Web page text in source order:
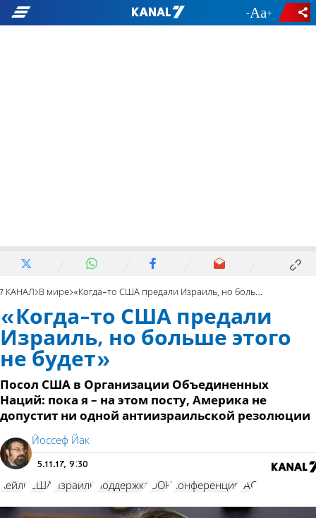
- +
7 КАНАЛ В мире «Когда-то США предали Израиль, но больше этого не будет»
«Когда-то США предали
Израиль, но больше этого
не будет»
Посол США в Организации Объединенных
Наций: пока я – на этом посту, Америка не
допустит ни одной антиизраильской резолюции
Йоссеф Йак
5.11.17, 9:30
Хейли США Израиль поддержка ООН конференция IAC